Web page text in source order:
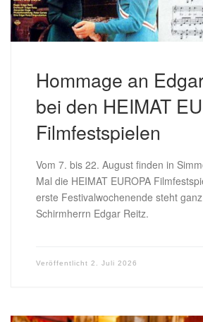
Hommage an
bei den HEIMAT
Filmfestspielen
Vom 7. bis 22. August finden in
Mal die HEIMAT EUROPA
erste Festivalwochenende steht
Schirmherrn Edgar Reitz.
Veröffentlicht 2. Juli 2026